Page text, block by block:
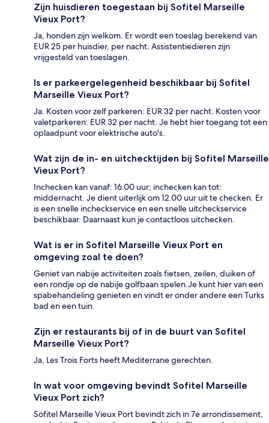
Zijn huisdieren toegestaan bij Sofitel Marseille
Vieux Port?
Ja, honden zijn welkom. Er wordt een toeslag berekend van
EUR 25 per huisdier, per nacht. Assistentiedieren zijn
vrijgesteld van toeslagen.
Is er parkeergelegenheid beschikbaar bij Sofitel
Marseille Vieux Port?
Ja. Kosten voor zelf parkeren: EUR 32 per nacht. Kosten voor
valetparkeren: EUR 32 per nacht. Je hebt hier toegang tot een
oplaadpunt voor elektrische auto's.
Wat zijn de in- en uitchecktijden bij Sofitel Marseille
Vieux Port?
Inchecken kan vanaf: 16.00 uur; inchecken kan tot:
middernacht. Je dient uiterlijk om 12.00 uur uit te checken. Er
is een snelle incheckservice en een snelle uitcheckservice
beschikbaar. Daarnaast kun je contactloos uitchecken.
Wat is er in Sofitel Marseille Vieux Port en
omgeving zoal te doen?
Geniet van nabije activiteiten zoals fietsen, zeilen, duiken of
een rondje op de nabije golfbaan spelen.Je kunt hier van een
spabehandeling genieten en vindt er onder andere een Turks
bad en een tuin.
Zijn er restaurants bij of in de buurt van Sofitel
Marseille Vieux Port?
Ja, Les Trois Forts heeft Mediterrane gerechten.
In wat voor omgeving bevindt Sofitel Marseille
Vieux Port zich?
Sofitel Marseille Vieux Port bevindt zich in 7e arrondissement,